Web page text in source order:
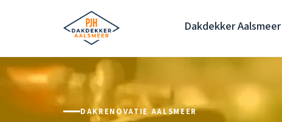
Dakdekker Aalsmeer
DAKRENOVATIE AALSMEER